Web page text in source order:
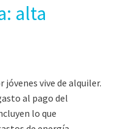
alta
vive de alquiler.
al pago del
lo que